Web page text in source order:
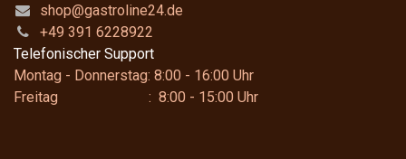
shop@gastroline24.de
+49 391 6228922
Telefonischer Support
Montag - Donnerstag: 8:00 - 16:00 Uhr
Freitag : 8:00 - 15:00 Uhr